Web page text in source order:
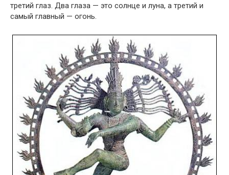
третий глаз. Два глаза — это солнце и луна, а третий и
самый главный — огонь.